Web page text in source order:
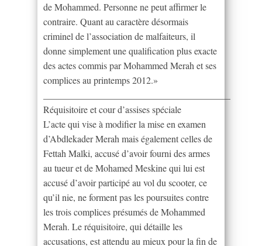
de Mohammed. Personne ne peut affirmer le
contraire. Quant au caractère désormais
criminel de l’association de malfaiteurs, il
donne simplement une qualification plus exacte
des actes commis par Mohammed Merah et ses
complices au printemps 2012.»
Réquisitoire et cour d’assises spéciale
L’acte qui vise à modifier la mise en examen
d’Abdlekader Merah mais également celles de
Fettah Malki, accusé d’avoir fourni des armes
au tueur et de Mohamed Meskine qui lui est
accusé d’avoir participé au vol du scooter, ce
qu’il nie, ne forment pas les poursuites contre
les trois complices présumés de Mohammed
Merah. Le réquisitoire, qui détaille les
accusations, est attendu au mieux pour la fin de